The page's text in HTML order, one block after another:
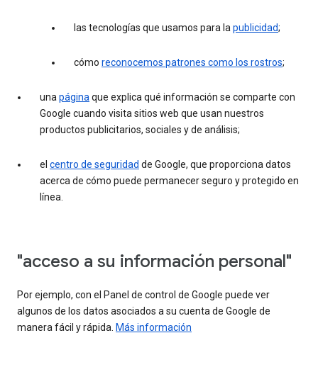
las tecnologías que usamos para lapublicidad;
cómo reconocemos patrones como los rostros;
unapáginaque explica qué información se comparte con
Google cuando visita sitios web que usan nuestros
productos publicitarios, sociales y de análisis;
el centro de seguridad de Google, que proporciona datos
acerca de cómo puede permanecer seguro y protegido en
línea.
"acceso a su información personal"
Por ejemplo, con el Panel de control de Google puede ver
algunos de los datos asociados a su cuenta de Google de
manera fácil y rápida. Más información